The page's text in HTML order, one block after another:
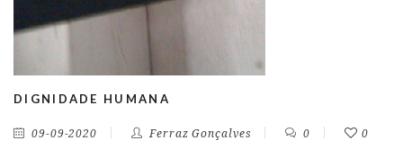
DIGNIDADE HUMANA
09-09-2020 Ferraz Gonçalves 0 0